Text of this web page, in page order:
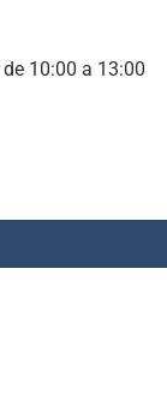
10:00 a 13:00